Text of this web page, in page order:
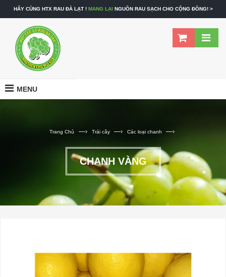
CHIẾT KHẤUCAOCHO CÁC TRƯỜNG HỌC VÀ BẾP ĂN CÔNG NGHIỆP! >
HÃY CÙNG HTX RAU ĐÀ LẠT !MANG LẠINGUỒN RAU SẠCH CHO CỘNG ĐỒNG! >
MENU
Trang Chủ —› Trái cây —› Các loại chanh —›
CHANH VÀNG